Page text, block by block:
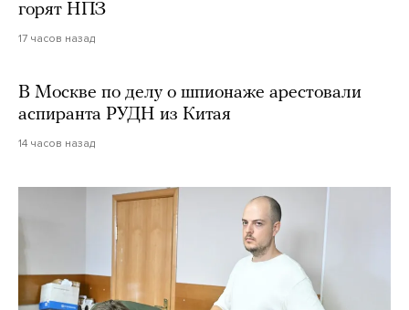
горят НПЗ
17 часов назад
В Москве по делу о шпионаже арестовали
аспиранта РУДН из Китая
14 часов назад